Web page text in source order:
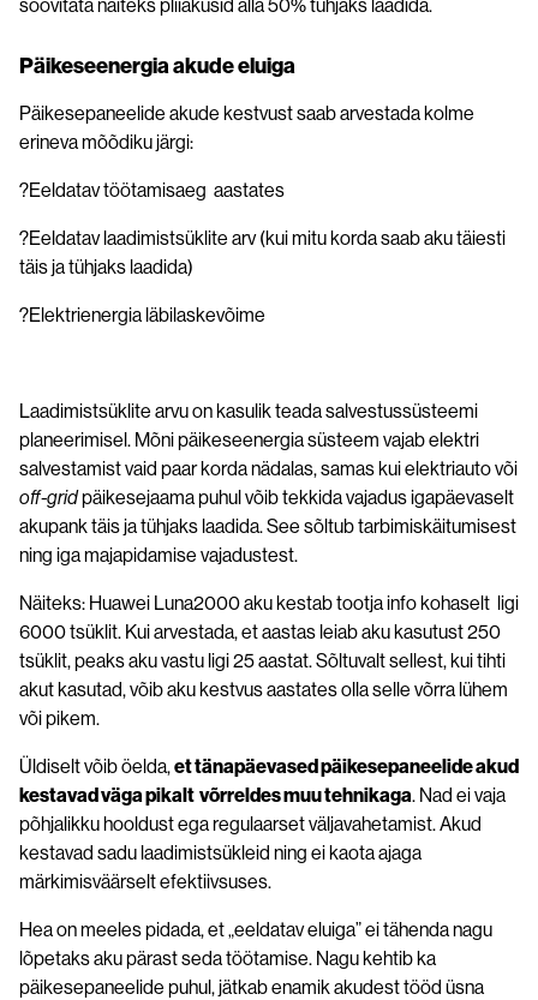
soovitata näiteks pliiakusid alla 50% tühjaks laadida.
Päikeseenergia akude eluiga
Päikesepaneelide akude kestvust saab arvestada kolme
erineva mõõdiku järgi:
?Eeldatav töötamisaeg aastates
?Eeldatav laadimistsüklite arv (kui mitu korda saab aku täiesti
täis ja tühjaks laadida)
?Elektrienergia läbilaskevõime
Laadimistsüklite arvu on kasulik teada salvestussüsteemi
planeerimisel. Mõni päikeseenergia süsteem vajab elektri
salvestamist vaid paar korda nädalas, samas kui elektriauto või
off-gridpäikesejaama puhul võib tekkida vajadus igapäevaselt
akupank täis ja tühjaks laadida. See sõltub tarbimiskäitumisest
ning iga majapidamise vajadustest.
Näiteks: Huawei Luna2000 aku kestab tootja info kohaselt ligi
6000 tsüklit. Kui arvestada, et aastas leiab aku kasutust 250
tsüklit, peaks aku vastu ligi 25 aastat. Sõltuvalt sellest, kui tihti
akut kasutad, võib aku kestvus aastates olla selle võrra lühem
või pikem.
Üldiselt võib öelda,et tänapäevased päikesepaneelide akud
kestavad väga pikalt võrreldes muu tehnikaga. Nad ei vaja
põhjalikku hooldust ega regulaarset väljavahetamist. Akud
kestavad sadu laadimistsükleid ning ei kaota ajaga
märkimisväärselt efektiivsuses.
Hea on meeles pidada, et „eeldatav eluiga” ei tähenda nagu
lõpetaks aku pärast seda töötamise. Nagu kehtib ka
päikesepaneelide puhul, jätkab enamik akudest tööd üsna